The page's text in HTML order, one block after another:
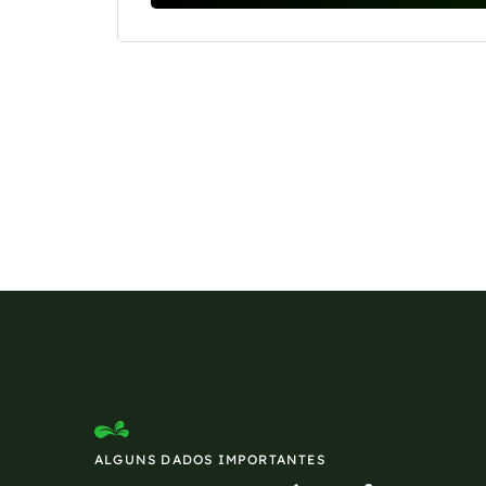
ALGUNS DADOS IMPORTANTES